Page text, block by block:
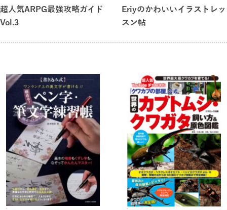
・スキルデータ
入手方法を逆引き可能
超人気ARPG最強攻略ガイド
Vol.3
Eriyのかわいいイラストレッ
スン帖